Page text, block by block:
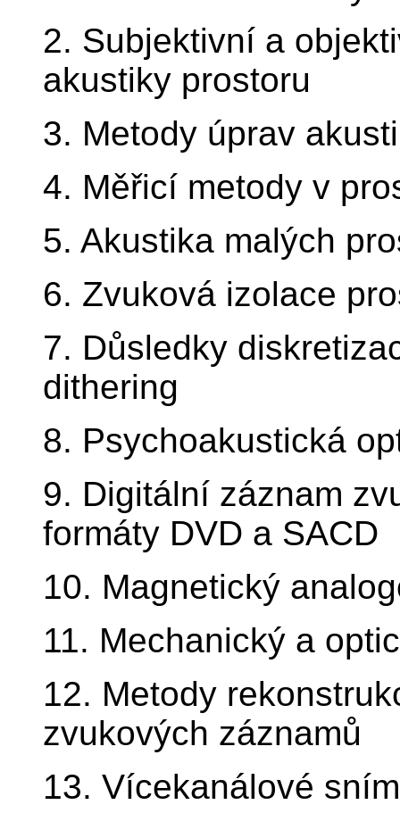
2. Subjektivní a
akustiky prostoru
3. Metody úprav
4. Měřicí metody v
5. Akustika malých
6. Zvuková izolace
7. Důsledky
dithering
8. Psychoakustická
9. Digitální záznam
formáty DVD a SACD
10. Magnetický
11. Mechanický a
12. Metody
zvukových záznamů
13. Vícekanálové